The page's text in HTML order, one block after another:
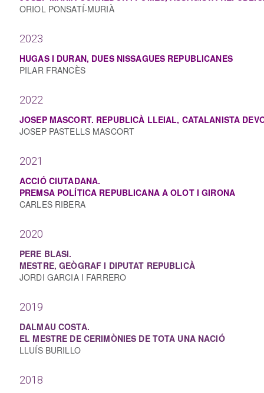
ORIOL PONSATÍ-MURIÀ
2023
HUGAS I DURAN, DUES NISSAGUES REPUBLICANES
PILAR FRANCÈS
2022
JOSEP MASCORT. REPUBLICÀ LLEIAL, CATALANISTA
JOSEP PASTELLS MASCORT
2021
ACCIÓ CIUTADANA.
PREMSA POLÍTICA REPUBLICANA A OLOT I GIRONA
CARLES RIBERA
2020
PERE BLASI.
MESTRE, GEÒGRAF I DIPUTAT REPUBLICÀ
JORDI GARCIA I FARRERO
2019
DALMAU COSTA.
EL MESTRE DE CERIMÒNIES DE TOTA UNA NACIÓ
LLUÍS BURILLO
2018